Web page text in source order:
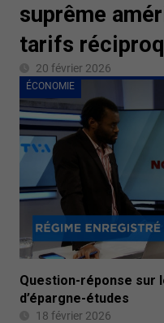
suprême
tarifs
20 février 2026
ÉCONOMIE
Question-réponse sur
d’épargne-études
18 février 2026